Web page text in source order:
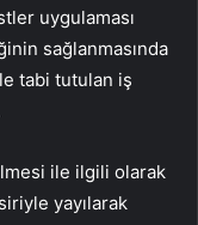
uygulaması
sağlanmasında
tabi tutulan iş
ile ilgili olarak
yayılarak